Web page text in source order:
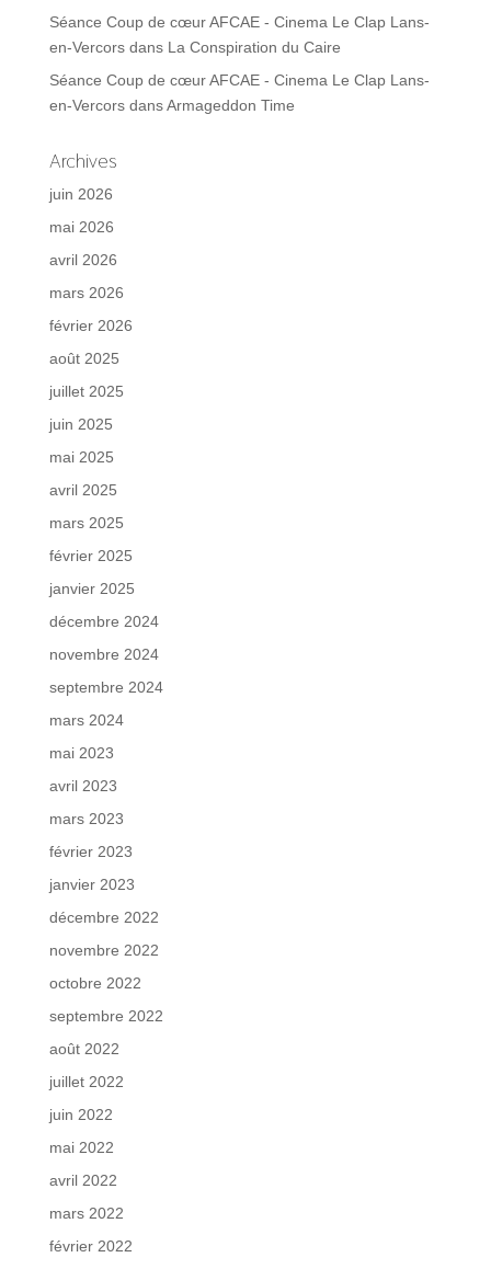
Séance Coup de cœur AFCAE - Cinema Le Clap Lans-
en-Vercorsdans La Conspiration du Caire
Séance Coup de cœur AFCAE - Cinema Le Clap Lans-
en-VercorsdansArmageddon Time
Archives
juin 2026
mai 2026
avril 2026
mars 2026
février 2026
août 2025
juillet 2025
juin 2025
mai 2025
avril 2025
mars 2025
février 2025
janvier 2025
décembre 2024
novembre 2024
septembre 2024
mars 2024
mai 2023
avril 2023
mars 2023
février 2023
janvier 2023
décembre 2022
novembre 2022
octobre 2022
septembre 2022
août 2022
juillet 2022
juin 2022
mai 2022
avril 2022
mars 2022
février 2022